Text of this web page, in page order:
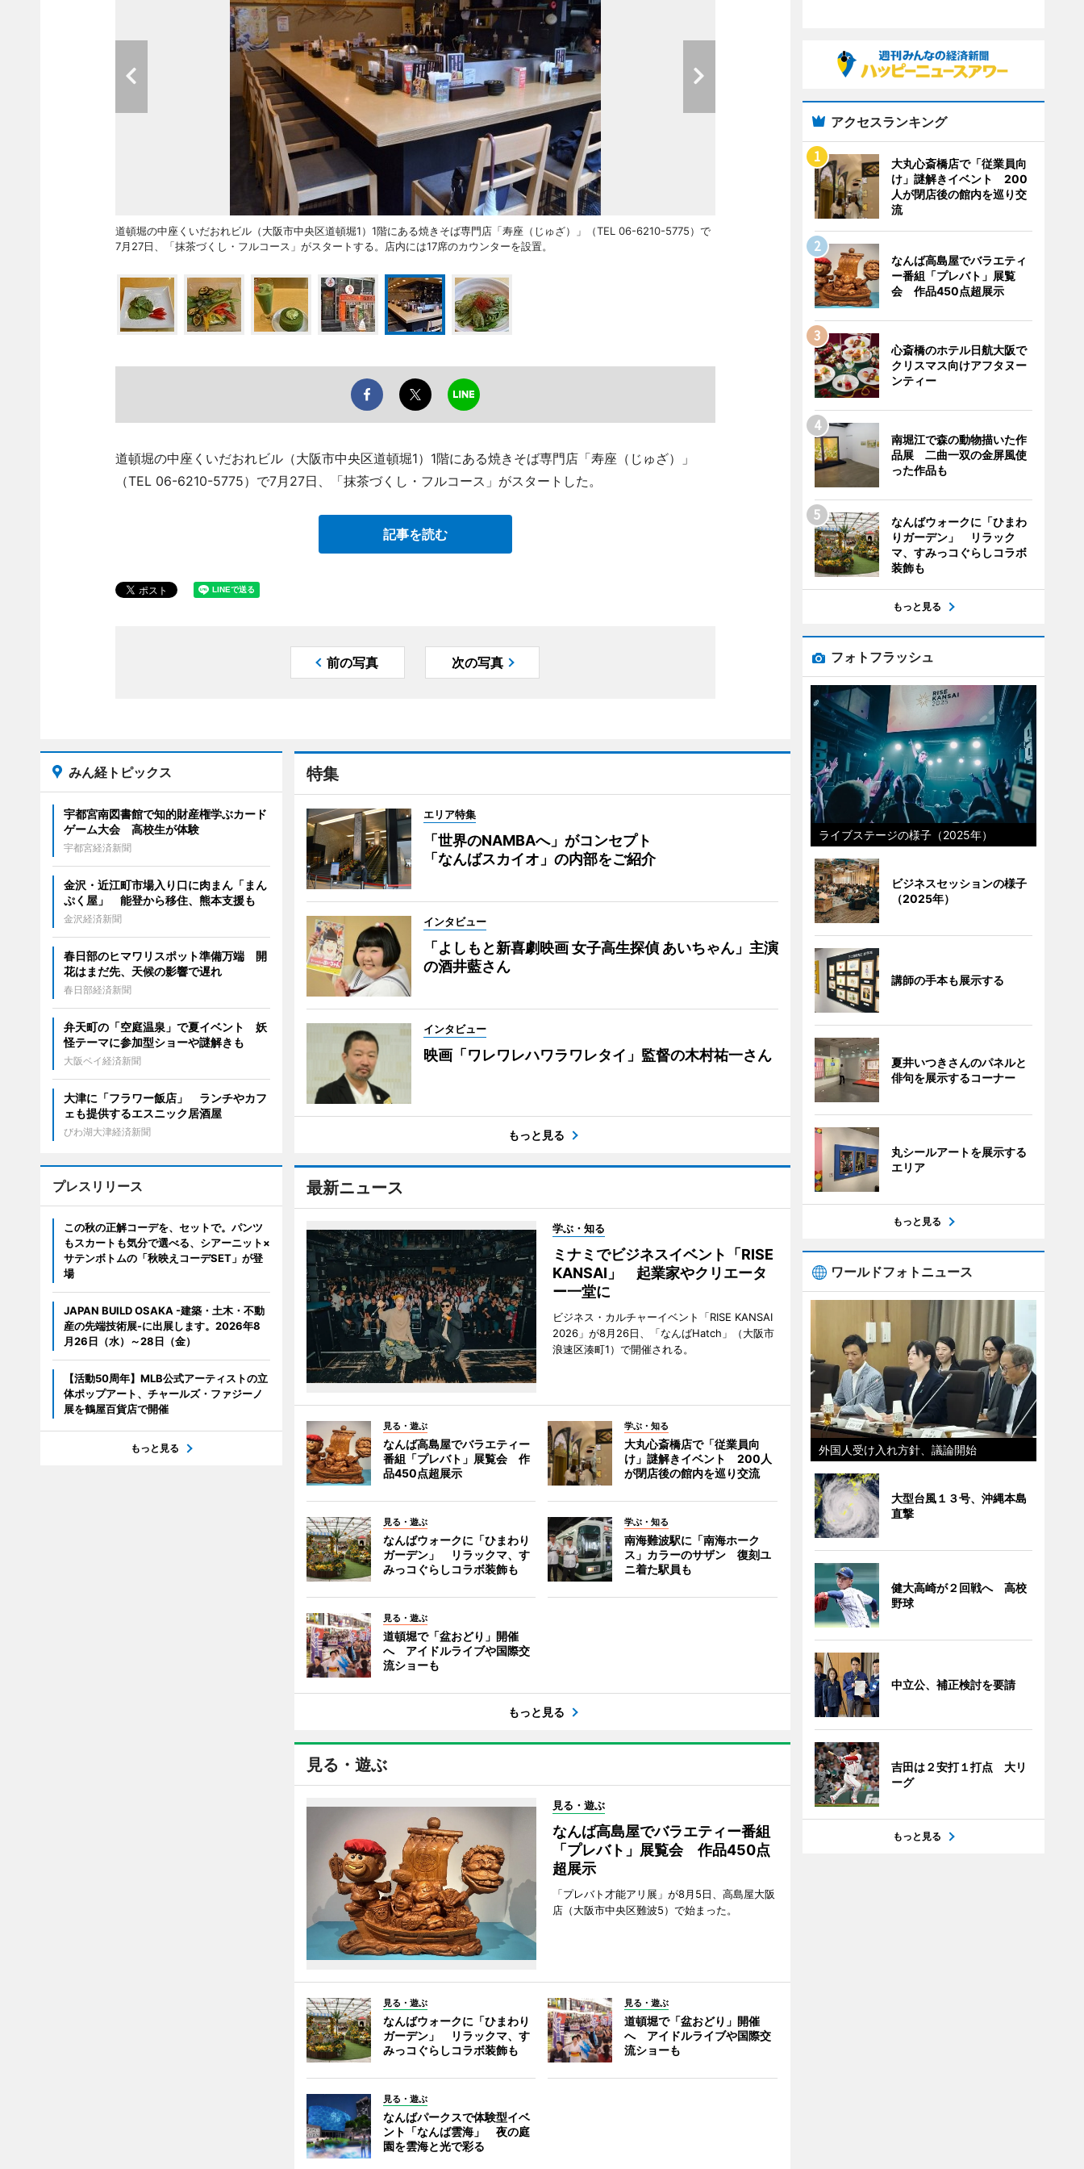
道頓堀の中座くいだおれビル（大阪市中央区道頓堀1）1階にある焼きそば専門店「寿座（じゅざ）」（TEL 06-6210-5775）で
7月27日、「抹茶づくし・フルコース」がスタートする。店内には17席のカウンターを設置。
道頓堀の中座くいだおれビル（大阪市中央区道頓堀1）1階にある焼きそば専門店「寿座（じゅざ）」
（TEL 06-6210-5775）で7月27日、「抹茶づくし・フルコース」がスタートした。
記事を読む
前の写真 次の写真
特集
エリア特集
「世界のNAMBAへ」がコンセプト
「なんばスカイオ」の内部をご紹介
インタビュー
「よしもと新喜劇映画 女子高生探偵 あいちゃん」主演
の酒井藍さん
インタビュー
映画「ワレワレハワラワレタイ」監督の木村祐一さん
もっと見る
最新ニュース
学ぶ・知る
ミナミでビジネスイベント「RISE
KANSAI」 起業家やクリエータ
ー一堂に
ビジネス・カルチャーイベント「RISE KANSAI
2026」が8月26日、「なんばHatch」（大阪市
浪速区湊町1）で開催される。
見る・遊ぶ
なんば高島屋でバラエティー
番組「プレバト」展覧会 作
品450点超展示
学ぶ・知る
大丸心斎橋店で「従業員向
け」謎解きイベント 200人
が閉店後の館内を巡り交流
見る・遊ぶ
なんばウォークに「ひまわり
ガーデン」 リラックマ、す
みっコぐらしコラボ装飾も
学ぶ・知る
南海難波駅に「南海ホーク
ス」カラーのサザン 復刻ユ
ニ着た駅員も
見る・遊ぶ
道頓堀で「盆おどり」開催
へ アイドルライブや国際交
流ショーも
もっと見る
見る・遊ぶ
見る・遊ぶ
なんば高島屋でバラエティー番組
「プレバト」展覧会 作品450点
超展示
「プレバト才能アリ展」が8月5日、高島屋大阪
店（大阪市中央区難波5）で始まった。
見る・遊ぶ
なんばウォークに「ひまわり
ガーデン」 リラックマ、す
みっコぐらしコラボ装飾も
見る・遊ぶ
道頓堀で「盆おどり」開催
へ アイドルライブや国際交
流ショーも
見る・遊ぶ
なんばパークスで体験型イベ
ント「なんば雲海」 夜の庭
園を雲海と光で彩る
みん経トピックス
宇都宮南図書館で知的財産権学ぶカード
ゲーム大会 高校生が体験
宇都宮経済新聞
金沢・近江町市場入り口に肉まん「まん
ぷく屋」 能登から移住、熊本支援も
金沢経済新聞
春日部のヒマワリスポット準備万端 開
花はまだ先、天候の影響で遅れ
春日部経済新聞
弁天町の「空庭温泉」で夏イベント 妖
怪テーマに参加型ショーや謎解きも
大阪ベイ経済新聞
大津に「フラワー飯店」 ランチやカフ
ェも提供するエスニック居酒屋
びわ湖大津経済新聞
プレスリリース
この秋の正解コーデを、セットで。パンツ
もスカートも気分で選べる、シアーニット×
サテンボトムの「秋映えコーデSET」が登
場
JAPAN BUILD OSAKA -建築・土木・不動
産の先端技術展-に出展します。2026年8
月26日（水）～28日（金）
【活動50周年】MLB公式アーティストの立
体ポップアート、チャールズ・ファジーノ
展を鶴屋百貨店で開催
もっと見る
アクセスランキング
大丸心斎橋店で「従業員向
け」謎解きイベント 200
人が閉店後の館内を巡り交
流
なんば高島屋でバラエティ
ー番組「プレバト」展覧
会 作品450点超展示
心斎橋のホテル日航大阪で
クリスマス向けアフタヌー
ンティー
南堀江で森の動物描いた作
品展 二曲一双の金屏風使
った作品も
なんばウォークに「ひまわ
りガーデン」 リラック
マ、すみっコぐらしコラボ
装飾も
もっと見る
フォトフラッシュ
ライブステージの様子（2025年）
ビジネスセッションの様子
（2025年）
講師の手本も展示する
夏井いつきさんのパネルと
俳句を展示するコーナー
丸シールアートを展示する
エリア
もっと見る
ワールドフォトニュース
外国人受け入れ方針、議論開始
大型台風１３号、沖縄本島
直撃
健大高崎が２回戦へ 高校
野球
中立公、補正検討を要請
吉田は２安打１打点 大リ
ーグ
もっと見る